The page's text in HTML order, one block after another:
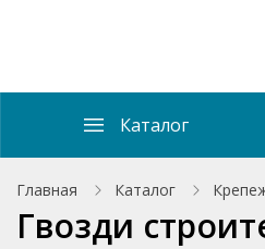
Каталог
Главная Каталог
Гвозди